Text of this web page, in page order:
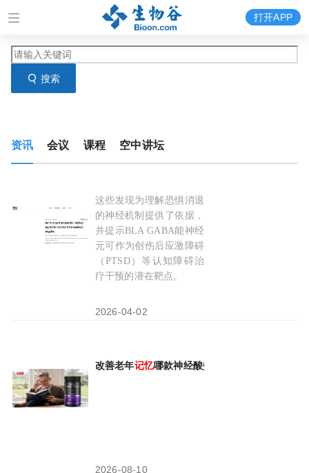
搜索
打开APP
资讯 会议 课程 空中讲坛
上海交通大学李卫东等团队揭示大脑杏仁核中存
这些发现为理解恐惧消退
的神经机制提供了依据，
并提示BLA GABA能神经
元可作为创伤后应激障碍
（PTSD）等认知障碍治
疗干预的潜在靶点。
2026-04-02
改善老年记忆哪款神经酸效果好？2026十大健脑
2026-08-10